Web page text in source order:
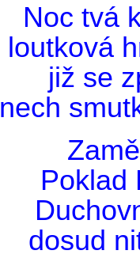
Noc tvá
loutková
již se
nech
Poklad
dosud